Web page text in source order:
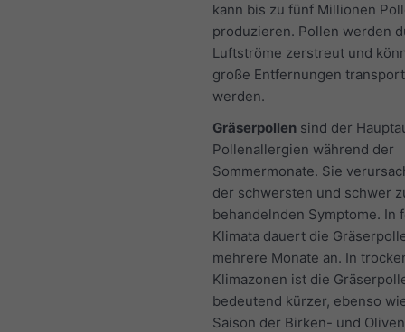
kann bis zu fünf Millionen
produzieren. Pollen werden
Luftströme zerstreut und
große Entfernungen
werden.
Gräserpollen sind der
Pollenallergien während der
Sommermonate. Sie
der schwersten und schwer
behandelnden Symptome. In
Klimata dauert die
mehrere Monate an. In
Klimazonen ist die
bedeutend kürzer, ebenso
Saison der Birken- und